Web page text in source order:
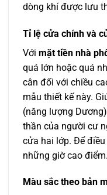
dòng khí được lưu
Tỉ lệ cửa chính và
Với mặt tiền nhà
quá lớn hoặc quá
cân đối với chiều
mẫu thiết kế này.
(năng lượng
thần của người cư
cửa hai lớp. Để
những giờ cao điểm.
Màu sắc theo bản